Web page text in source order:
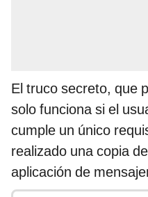
El truco secreto, que
solo funciona si el
cumple un único
realizado una copia
aplicación de